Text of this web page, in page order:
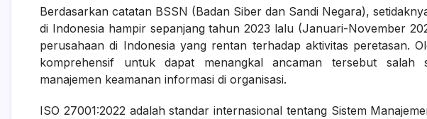
Berdasarkan catatan BSSN (Badan Siber dan Sandi Negara),
di Indonesia hampir sepanjang tahun 2023 lalu (Januari-November
perusahaan di Indonesia yang rentan terhadap aktivitas peretasan.
komprehensif untuk dapat menangkal ancaman tersebut salah
manajemen keamanan informasi di organisasi.
ISO 27001:2022 adalah standar internasional tentang Sistem